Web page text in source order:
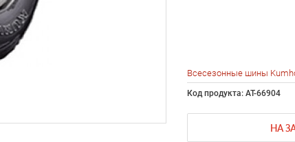
Всесезонные шины
Код продукта: AT-66904
НА